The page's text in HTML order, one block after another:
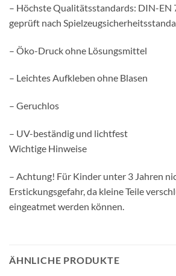
– Höchste Qualitätsstandards: DIN-EN
geprüft nach
– Öko-Druck ohne Lösungsmittel
– Leichtes Aufkleben ohne Blasen
– Geruchlos
– UV-beständig und lichtfest
Wichtige Hinweise
– Achtung! Für Kinder unter 3 Jahren
Erstickungsgefahr, da kleine Teile
eingeatmet werden können.
ÄHNLICHE PRODUKTE